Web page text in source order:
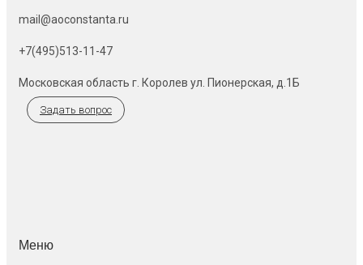
mail@aoconstanta.ru
+7(495)513-11-47
Московская область г. Королев ул. Пионерская, д.1Б
Задать вопрос
Меню